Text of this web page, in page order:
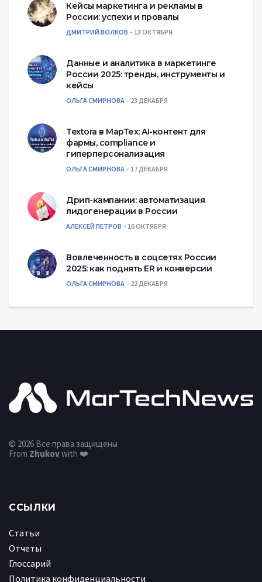
Кейсы маркетинга и рекламы в
России: успехи и провалы
ДМИТРИЙ ВОЛКОВ 13 ОКТЯБРЯ
Данные и аналитика в маркетинге
России 2025: тренды, инструменты и
кейсы
ОЛЬГА СМИРНОВА 23 ДЕКАБРЯ
Textora в МарТех: AI-контент для
фармы, compliance и
гиперперсонализация
ОЛЬГА СМИРНОВА 17 ДЕКАБРЯ
Дрип-кампании: автоматизация
лидогенерации в России
АЛЕКСЕЙ ПЕТРОВ 10 ОКТЯБРЯ
Вовлеченность в соцсетях России
2025: как поднять ER и конверсии
ОЛЬГА СМИРНОВА 22 ДЕКАБРЯ
© 2026 Все права защищены
From Zhukovwith ❤️
ССЫЛКИ
Статьи
Отчеты
Глоссарий
Политика конфиденциальности